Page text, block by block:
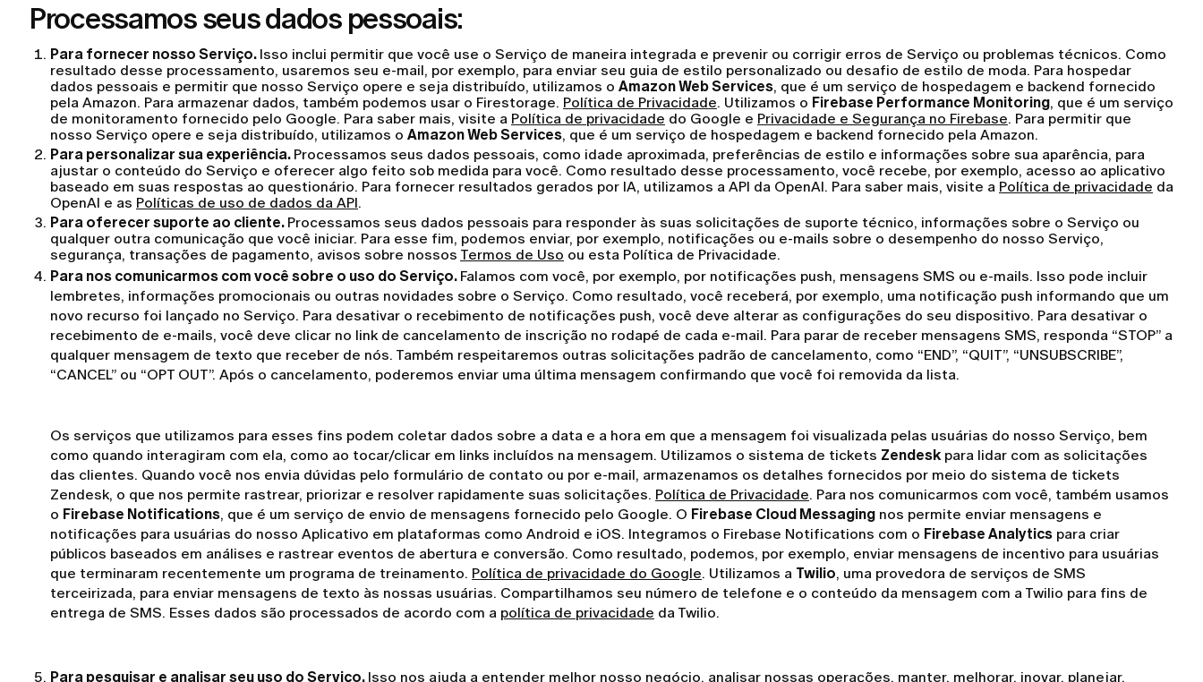
Processamos seus dados pessoais:
Para fornecer nosso Serviço. Isso inclui permitir que você use o Serviço de maneira integrada e prevenir ou corrigir erros de Serviço ou problemas técnicos. Como
resultado desse processamento, usaremos seu e-mail, por exemplo, para enviar seu guia de estilo personalizado ou desafio de estilo de moda. Para hospedar
dados pessoais e permitir que nosso Serviço opere e seja distribuído, utilizamos o Amazon Web Services, que é um serviço de hospedagem e backend fornecido
pela Amazon. Para armazenar dados, também podemos usar o Firestorage. Política de Privacidade. Utilizamos o Firebase Performance Monitoring, que é um serviço
de monitoramento fornecido pelo Google. Para saber mais, visite a Política de privacidade do Google e Privacidade e Segurança no Firebase. Para permitir que
nosso Serviço opere e seja distribuído, utilizamos o Amazon Web Services, que é um serviço de hospedagem e backend fornecido pela Amazon.
Para personalizar sua experiência. Processamos seus dados pessoais, como idade aproximada, preferências de estilo e informações sobre sua aparência, para
ajustar o conteúdo do Serviço e oferecer algo feito sob medida para você. Como resultado desse processamento, você recebe, por exemplo, acesso ao aplicativo
baseado em suas respostas ao questionário. Para fornecer resultados gerados por IA, utilizamos a API da OpenAI. Para saber mais, visite a Política de privacidade da
OpenAI e as Políticas de uso de dados da API.
Para oferecer suporte ao cliente. Processamos seus dados pessoais para responder às suas solicitações de suporte técnico, informações sobre o Serviço ou
qualquer outra comunicação que você iniciar. Para esse fim, podemos enviar, por exemplo, notificações ou e-mails sobre o desempenho do nosso Serviço,
segurança, transações de pagamento, avisos sobre nossos Termos de Uso ou esta Política de Privacidade.
Para nos comunicarmos com você sobre o uso do Serviço. Falamos com você, por exemplo, por notificações push, mensagens SMS ou e-mails. Isso pode incluir
lembretes, informações promocionais ou outras novidades sobre o Serviço. Como resultado, você receberá, por exemplo, uma notificação push informando que um
novo recurso foi lançado no Serviço. Para desativar o recebimento de notificações push, você deve alterar as configurações do seu dispositivo. Para desativar o
recebimento de e-mails, você deve clicar no link de cancelamento de inscrição no rodapé de cada e-mail. Para parar de receber mensagens SMS, responda “STOP” a
qualquer mensagem de texto que receber de nós. Também respeitaremos outras solicitações padrão de cancelamento, como “END”, “QUIT”, “UNSUBSCRIBE”,
“CANCEL” ou “OPT OUT”. Após o cancelamento, poderemos enviar uma última mensagem confirmando que você foi removida da lista.
Os serviços que utilizamos para esses fins podem coletar dados sobre a data e a hora em que a mensagem foi visualizada pelas usuárias do nosso Serviço, bem
como quando interagiram com ela, como ao tocar/clicar em links incluídos na mensagem. Utilizamos o sistema de tickets Zendeskpara lidar com as solicitações
das clientes. Quando você nos envia dúvidas pelo formulário de contato ou por e-mail, armazenamos os detalhes fornecidos por meio do sistema de tickets
Zendesk, o que nos permite rastrear, priorizar e resolver rapidamente suas solicitações. Política de Privacidade. Para nos comunicarmos com você, também usamos
o Firebase Notifications, que é um serviço de envio de mensagens fornecido pelo Google. O Firebase Cloud Messaging nos permite enviar mensagens e
notificações para usuárias do nosso Aplicativo em plataformas como Android e iOS. Integramos o Firebase Notifications com o Firebase Analytics para criar
públicos baseados em análises e rastrear eventos de abertura e conversão. Como resultado, podemos, por exemplo, enviar mensagens de incentivo para usuárias
que terminaram recentemente um programa de treinamento. Política de privacidade do Google. Utilizamos a Twilio, uma provedora de serviços de SMS
terceirizada, para enviar mensagens de texto às nossas usuárias. Compartilhamos seu número de telefone e o conteúdo da mensagem com a Twilio para fins de
entrega de SMS. Esses dados são processados de acordo com a política de privacidade da Twilio.
Para pesquisar e analisar seu uso do Serviço. Isso nos ajuda a entender melhor nosso negócio, analisar nossas operações, manter, melhorar, inovar, planejar,